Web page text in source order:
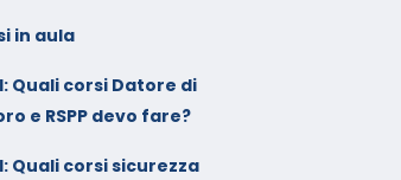
in aula
Quali corsi Datore di
e RSPP devo fare?
Quali corsi sicurezza